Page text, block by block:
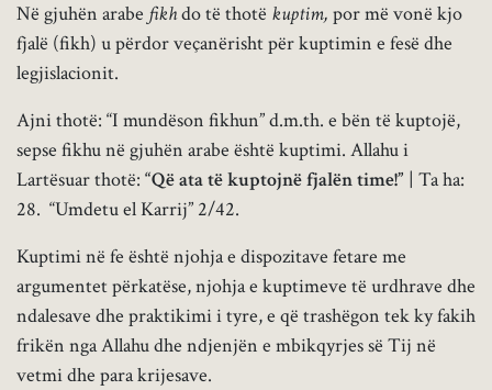
Në gjuhën arabe fikhdo të thotë kuptim, por më vonë kjo
fjalë (fikh) u përdor veçanërisht për kuptimin e fesë dhe
legjislacionit.
Ajni thotë: “I mundëson fikhun” d.m.th. e bën të kuptojë,
sepse fikhu në gjuhën arabe është kuptimi. Allahu i
Lartësuar thotë: “Që ata të kuptojnë fjalën time!” | Ta ha:
28. “Umdetu el Karrij” 2/42.
Kuptimi në fe është njohja e dispozitave fetare me
argumentet përkatëse, njohja e kuptimeve të urdhrave dhe
ndalesave dhe praktikimi i tyre, e që trashëgon tek ky fakih
frikën nga Allahu dhe ndjenjën e mbikqyrjes së Tij në
vetmi dhe para krijesave.